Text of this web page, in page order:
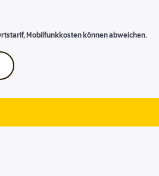
Mobilfunkkosten können abweichen.